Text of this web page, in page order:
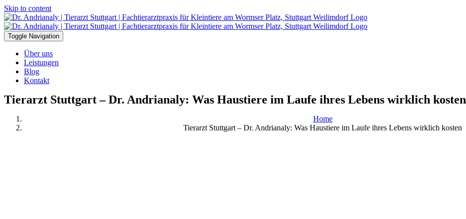
Skip to content
Toggle Navigation
Über uns
Leistungen
Blog
Kontakt
Tierarzt Stuttgart – Dr. Andrianaly: Was Haustiere im Laufe ihres Lebens wirklich kosten
Home
Tierarzt Stuttgart – Dr. Andrianaly: Was Haustiere im Laufe ihres Lebens wirklich kosten